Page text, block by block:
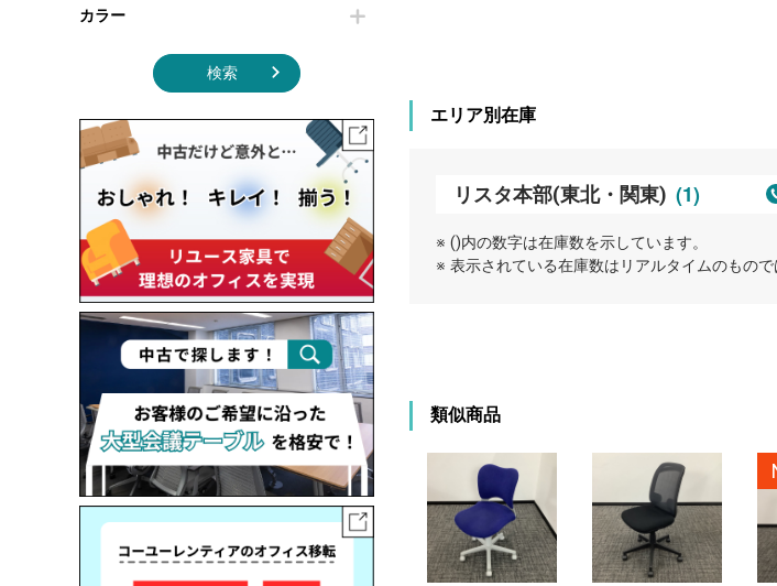
カラー
検索
エリア別在庫
リスタ本部(東北・関東) (1)
※ ()内の数字は在庫数を示しています。
※ 表示されている在庫数はリアルタイムのもの
類似商品